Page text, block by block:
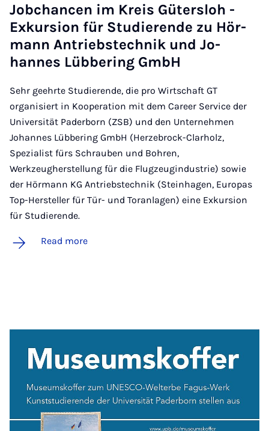
Jobchan­cen im Kre­is Gütersloh -
Ex­kur­sion für Stud­i­er­ende zu Hör­
mann An­trieb­s­tech­nik und Jo­
hannes Lüb­ber­ing GmbH
Sehr geehrte Studierende, die pro Wirtschaft GT
organisiert in Kooperation mit dem Career Service der
Universität Paderborn (ZSB) und den Unternehmen
Johannes Lübbering GmbH (Herzebrock-Clarholz,
Spezialist fürs Schrauben und Bohren,
Werkzeugherstellung für die Flugzeugindustrie) sowie
der Hörmann KG Antriebstechnik (Steinhagen, Europas
Top-Hersteller für Tür- und Toranlagen) eine Exkursion
für Studierende.
Read more